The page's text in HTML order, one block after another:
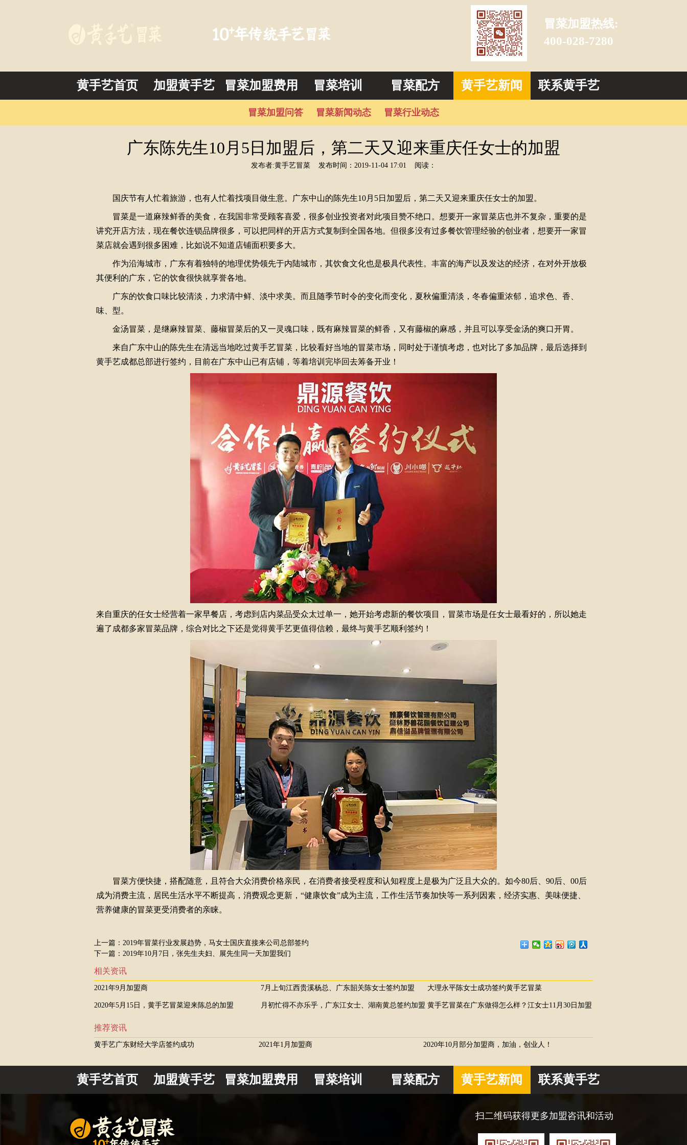
冒菜加盟热线:
400-028-7280
黄手艺首页 加盟黄手艺 冒菜加盟费用 冒菜培训 冒菜配方 黄手艺新闻 联系黄手艺
冒菜加盟问答 冒菜新闻动态 冒菜行业动态
广东陈先生10月5日加盟后，第二天又迎来重庆任女士的加盟
发布者:黄手艺冒菜 发布时间：2019-11-04 17:01 阅读：
国庆节有人忙着旅游，也有人忙着找项目做生意。广东中山的陈先生10月5日加盟后，第二天又迎来重庆任女士的加盟。
冒菜是一道麻辣鲜香的美食，在我国非常受顾客喜爱，很多创业投资者对此项目赞不绝口。想要开一家冒菜店也并不复杂，重要的是
讲究开店方法，现在餐饮连锁品牌很多，可以把同样的开店方式复制到全国各地。但很多没有过多餐饮管理经验的创业者，想要开一家冒
菜店就会遇到很多困难，比如说不知道店铺面积要多大。
作为沿海城市，广东有着独特的地理优势领先于内陆城市，其饮食文化也是极具代表性。丰富的海产以及发达的经济，在对外开放极
其便利的广东，它的饮食很快就享誉各地。
广东的饮食口味比较清淡，力求清中鲜、淡中求美。而且随季节时令的变化而变化，夏秋偏重清淡，冬春偏重浓郁，追求色、香、
味、型。
金汤冒菜，是继麻辣冒菜、藤椒冒菜后的又一灵魂口味，既有麻辣冒菜的鲜香，又有藤椒的麻感，并且可以享受金汤的爽口开胃。
来自广东中山的陈先生在清远当地吃过黄手艺冒菜，比较看好当地的冒菜市场，同时处于谨慎考虑，也对比了多加品牌，最后选择到
黄手艺成都总部进行签约，目前在广东中山已有店铺，等着培训完毕回去筹备开业！
来自重庆的任女士经营着一家早餐店，考虑到店内菜品受众太过单一，她开始考虑新的餐饮项目，冒菜市场是任女士最看好的，所以她走
遍了成都多家冒菜品牌，综合对比之下还是觉得黄手艺更值得信赖，最终与黄手艺顺利签约！
冒菜方便快捷，搭配随意，且符合大众消费价格亲民，在消费者接受程度和认知程度上是极为广泛且大众的。如今80后、90后、00后
成为消费主流，居民生活水平不断提高，消费观念更新，“健康饮食”成为主流，工作生活节奏加快等一系列因素，经济实惠、美味便捷、
营养健康的冒菜更受消费者的亲睐。
上一篇： 2019年冒菜行业发展趋势，马女士国庆直接来公司总部签约
下一篇： 2019年10月7日，张先生夫妇、展先生同一天加盟我们
相关资讯
2021年9月加盟商 7月上旬江西贵溪杨总、广东韶关陈女士签约加盟 大理永平陈女士成功签约黄手艺冒菜
2020年5月15日，黄手艺冒菜迎来陈总的加盟 月初忙得不亦乐乎，广东江女士、湖南黄总签约加盟 黄手艺冒菜在广东做得怎么样？江女士11月30日加盟
推荐资讯
黄手艺广东财经大学店签约成功 2021年1月加盟商 2020年10月部分加盟商，加油，创业人！
黄手艺首页 加盟黄手艺 冒菜加盟费用 冒菜培训 冒菜配方 黄手艺新闻 联系黄手艺
扫二维码获得更多加盟咨讯和活动